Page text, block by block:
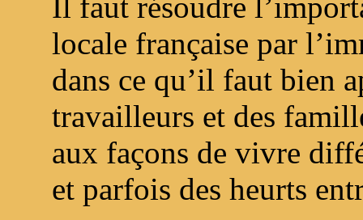
Il faut résoudre
locale française par
dans ce qu’il faut bien
travailleurs et des
aux façons de vivre
et parfois des heurts